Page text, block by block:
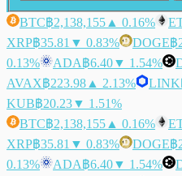
BTC฿2,138,155 ▲ 0.16%
XRP฿35.81 ▼ 0.83% DOGE฿
0.13%
ADA฿6.40▼ 1.54%
AVAX฿223.98 ▲ 2.13% LINK
KUB฿20.23▼ 1.51%
BTC฿2,138,155 ▲ 0.16%
XRP฿35.81 ▼ 0.83% DOGE฿
0.13%
ADA฿6.40▼ 1.54%